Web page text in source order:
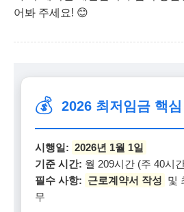
어봐 주세요! 😊
💰 2026 최저임금 핵
시행일: 2026년 1월 1일
기준 시간: 월 209시간 (주 40시
필수 사항: 근로계약서 작성 및
무